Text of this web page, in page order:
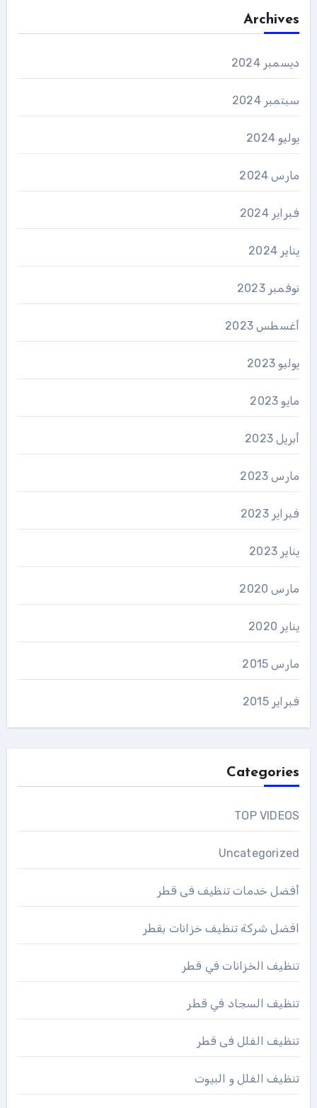
Archives
ديسمبر 2024
سبتمبر 2024
يوليو 2024
مارس 2024
فبراير 2024
يناير 2024
نوفمبر 2023
أغسطس 2023
يوليو 2023
مايو 2023
أبريل 2023
مارس 2023
فبراير 2023
يناير 2023
مارس 2020
يناير 2020
مارس 2015
فبراير 2015
Categories
TOP VIDEOS
Uncategorized
أفضل خدمات تنظيف فى قطر
افضل شركة تنظيف خزانات بقطر
تنظيف الخزانات في قطر
تنظيف السجاد في قطر
تنظيف الفلل فى قطر
تنظيف الفلل و البيوت